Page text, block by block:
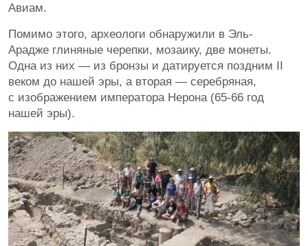
Авиам.
Помимо этого, археологи обнаружили в Эль-
Арадже глиняные черепки, мозаику, две монеты.
Одна из них — из бронзы и датируется поздним II
веком до нашей эры, а вторая — серебряная,
с изображением императора Нерона (65-66 год
нашей эры).